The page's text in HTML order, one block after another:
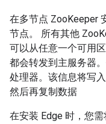
在多节点 ZooKeeper
节点。 所有其他
可以从任意一个可用
都会转发到主服务器
处理器。该信息将写
然后再复制数据
在安装 Edge 时，您